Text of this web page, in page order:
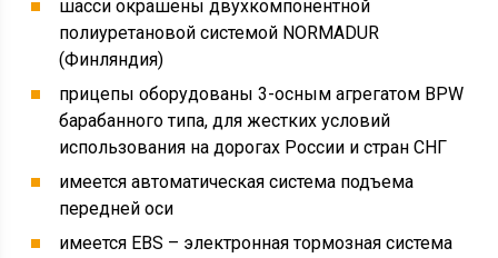
шасси окрашены двухкомпонентной
полиуретановой системой NORMADUR
(Финляндия)
прицепы оборудованы 3-осным агрегатом BPW
барабанного типа, для жестких условий
использования на дорогах России и стран СНГ
имеется автоматическая система подъема
передней оси
имеется EBS – электронная тормозная система